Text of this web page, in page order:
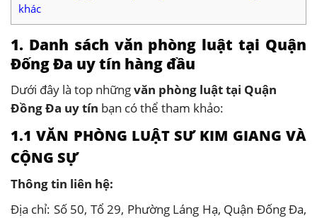
khác
1. Danh sách văn phòng luật tại Quận
Đống Đa uy tín hàng đầu
Dưới đây là top nhữngvăn phòng luật tại Quận
Đồng Đa uy tín bạn có thể tham khảo:
1.1 VĂN PHÒNG LUẬT SƯ KIM GIANG VÀ
CỘNG SỰ
Thông tin liên hệ:
Địa chỉ: Số 50, Tổ 29, Phường Láng Hạ, Quận Đống Đa,